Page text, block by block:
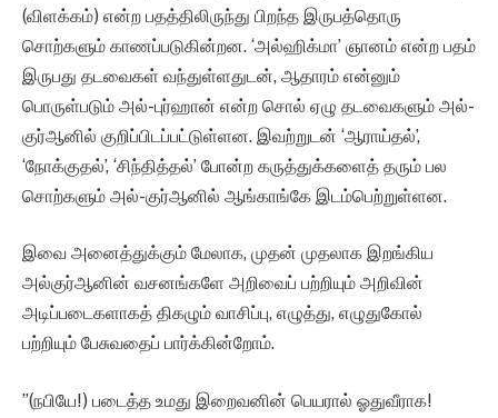
(விளக்கம்) என்ற பதத்திலிருந்து பிறந்த இருபத்தொரு
சொற்களும் காணப்படுகின்றன. ‘அல்ஹிக்மா’ ஞானம் என்ற பதம்
இருபது தடவைகள் வந்துள்ளதுடன், ஆதாரம் என்னும்
பொருள்படும் அல்-புர்ஹான் என்ற சொல் ஏழு தடவைகளும் அல்-
குர்ஆனில் குறிப்பிடப்பட்டுள்ளன. இவற்றுடன் ‘ஆராய்தல்’,
‘நோக்குதல்’, ‘சிந்தித்தல்’ போன்ற கருத்துக்களைத் தரும் பல
சொற்களும் அல்-குர்ஆனில் ஆங்காங்கே இடம்பெற்றுள்ளன.
இவை அனைத்துக்கும் மேலாக, முதன் முதலாக இறங்கிய
அல்குர்ஆனின் வசனங்களே அறிவைப் பற்றியும் அறிவின்
அடிப்படைகளாகத் திகழும் வாசிப்பு, எழுத்து, எழுதுகோல்
பற்றியும் பேசுவதைப் பார்க்கின்றோம்.
”(நபியே!) படைத்த உமது இறைவனின் பெயரால் ஓதுவீராக!